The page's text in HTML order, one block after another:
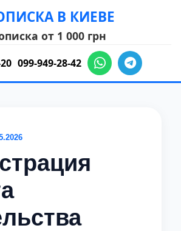
В КИЕВЕ
от 1 000 грн
099-949-28-42